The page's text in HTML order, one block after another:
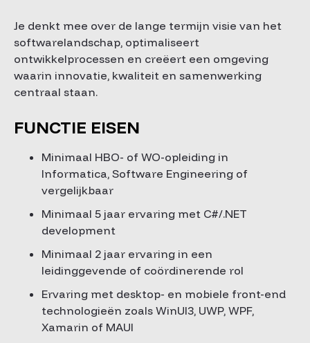
Je denkt mee over de lange termijn visie van het
softwarelandschap, optimaliseert
ontwikkelprocessen en creëert een omgeving
waarin innovatie, kwaliteit en samenwerking
centraal staan.
FUNCTIE EISEN
Minimaal HBO- of WO-opleiding in
Informatica, Software Engineering of
vergelijkbaar
Minimaal 5 jaar ervaring met C#/.NET
development
Minimaal 2 jaar ervaring in een
leidinggevende of coördinerende rol
Ervaring met desktop- en mobiele front-end
technologieën zoals WinUI3, UWP, WPF,
Xamarin of MAUI